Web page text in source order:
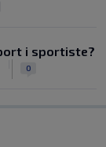
i sportiste?
0